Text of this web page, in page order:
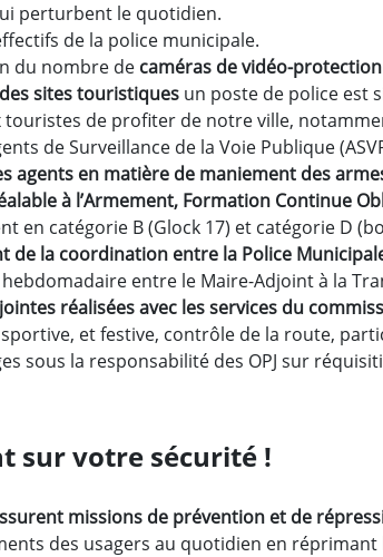
perturbent le quotidien.
de la police municipale.
du nombre de caméras de vidéo-
sites touristiques un poste de police est
de profiter de notre ville,
de Surveillance de la Voie Publique
agents en matière de maniement des
à l’Armement, Formation Continue
en catégorie B (Glock 17) et catégorie D
de la coordination entre la Police
entre le Maire-Adjoint à la
réalisées avec les services du
et festive, contrôle de la route,
sous la responsabilité des OPJ sur
sur votre sécurité !
missions de prévention et de
des usagers au quotidien en